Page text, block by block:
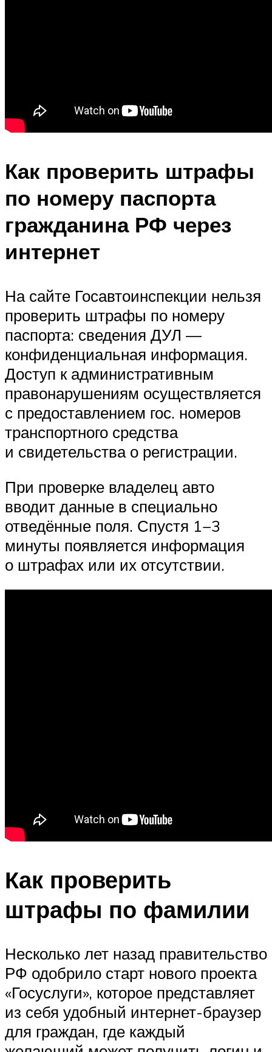
Как проверить штрафы
по номеру паспорта
гражданина РФ через
интернет
На сайте Госавтоинспекции нельзя
проверить штрафы по номеру
паспорта: сведения ДУЛ —
конфиденциальная информация.
Доступ к административным
правонарушениям осуществляется
с предоставлением гос. номеров
транспортного средства
и свидетельства о регистрации.
При проверке владелец авто
вводит данные в специально
отведённые поля. Спустя 1−3
минуты появляется информация
о штрафах или их отсутствии.
Как проверить
штрафы по фамилии
Несколько лет назад правительство
РФ одобрило старт нового проекта
«Госуслуги», которое представляет
из себя удобный интернет-браузер
для граждан, где каждый